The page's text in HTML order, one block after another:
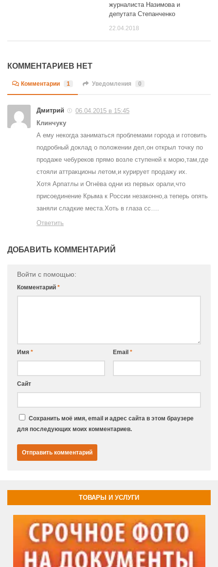
журналиста Назимова и
депутата Степанченко
22.04.2018
КОММЕНТАРИЕВ НЕТ
Комментарии 1 Уведомления 0
Дмитрий
06.04.2015 в 15:45
Клинчуку
А ему некогда заниматься проблемами города и готовить
подробный доклад о положении дел,он открыл точку по
продаже чебуреков прямо возле ступеней к морю,там,где
стояли аттракционы летом,и курирует продажу их.
Хотя Арпатлы и Огнёва одни из первых орали,что
присоединение Крыма к России незаконно,а теперь опять
заняли сладкие места.Хоть в глаза сс….
Ответить
ДОБАВИТЬ КОММЕНТАРИЙ
Войти с помощью:
Комментарий *
Имя * Email *
Сайт
Сохранить моё имя, email и адрес сайта в этом браузере
для последующих моих комментариев.
ТОВАРЫ И УСЛУГИ